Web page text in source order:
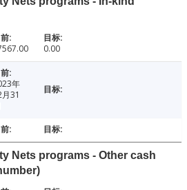
0.00
年
31
Nets programs - Other cash